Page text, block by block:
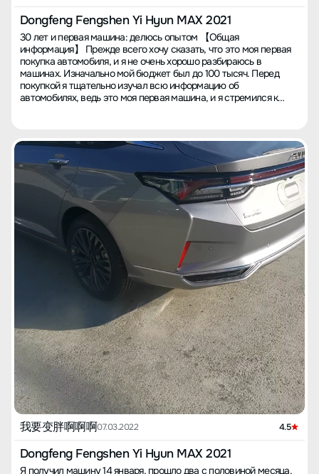
не собраны полностью, решил подождать. Но 25 января
автомобиль прибыл, это застало врасплох, перед Новым
годом, уже были планы, поэтому машину забрал только 11
февраля. Сунин приняла первоначальный взнос, страхование
покупали у дилера, сам разбирался с временными номерами,
налогом на покупку, регистрацию через третье лицо, сервис
Сунин и дилера оставил хорошее впечатление. 【Ощущения от
вождения】 В аспекте управления машина очень устойчива, с
начала управление кажется туповатым, но на 3 передаче и
чувство, он чуть тяжелее, ощущается качество, реагирует на
каждое движение, предоставляет уверенность, недостаток в
том, что самовыравнивание руля требует усилий, как будто
тренируешь мышцы. 【Расход топлива】 В завершение о
расходе. За два месяца пробег составил лишь 400 км, в
основном по городу из-за COVID-19 в течение месяца не
ездили, сейчас показывает расход в 10 литров. Первая
заправка обошлась в 10 юаней за один километр, цены на
топливо постоянно растут, не могу себе позволить частые
заправки. Проверено трассе — 6-7 литров, использую
стандартный режим, экономичный режим кажется слишком
вялым, не нравится. Расписал много — около тысячи слов. В
общем, автомобилем я доволен, с опытом только усилится
комфорт. Небольшие проблемы приемлемы, ведь покупка
роскошного автомобиля мне не по карману, это первый
автомобиль китайского производства, купленный в интернете,
надежда, что проблем не будет, и интерес к китайским
автомобилям не угаснет. Дополнение: Некоторые впечатления
от дальних поездок. Совершенно невыносимо находиться под
палящим солнцем, нашел магазин для установки пленки,
пленка "3M" за 800 юаней дала отличный эффект охлаждения,
одновременно купил атмосферную подсветку за 260 юаней,
эффект после установки отличный, мастер выразил, что двери
плотно загерметизированы, их сложно демонтировать. Во
время праздников на май бежал из города на трассе 1400 км, в
основном трасса, расход 6 литров, расходы на топливо
составили около 850 юаней, примерно 0.6 юаней за километр,
в целом расход снизился с 10 до 7, долговременные поездки
назад. Однако это также увеличивает расход топлива.
Примерно на скорости от 40 км/ч и выше, мощность доступна
по запросу. В общем, мощность хорошая. Управляемость:
шасси плотное, на высоких скоростях боковые наклоны в
поворотах небольшие, что внушает уверенность. При старте и
торможении нет покачивания, руль относительно тяжелый и
становится более тяжёлым на высоких скоростях, что делает
управление более точным. Маневры по смене полосы и объезд
препятствий даются без труда. Подвеска жестковата, при
сложно. Например, вентиляционные отверстия скрыты, нельзя
поставить декоративные ароматы или держатель для
телефона, панель приборов довольно высокая, что при низкой
посадке может мешать обзору. Тем не менее, материалы
внутри машины в основном мягкие, что придаёт ощущение
высокого уровня, так что нет ужасной необходимости что-то
добавлять. По поводу пространства — оно достаточно хорошее,
для машины A-класса довольно просторное. Я сам ростом 182
см, мои друзья и семья, как правило, тоже крупные, но мы
можем комфортно ехать вчетвером без тесноты в ногах или
голове. Багажник просторный, однако задние сидения не
складываются в пропорции 46, что ограничивает
использование пространства. Немного расстраивает крышка
багажника, закрывается как у такси, одним щелчком, без
затяжки и характерного щелчка закрытия, совсем не внушает
ощущения высокого уровня. Шумоизоляция стекол хорошая,
внешние звуки убираются на 80%, однако шумоизоляция
шасси оставляет желать лучшего, шум от шин значительный. У
меня шины марки Continental, и на цементной дороге
относительно тихо, но на асфальтированной дороге звучит, как
если бы слушали через стетоскоп. Звук двигателя тоже не
слишком приятный, однако он не так заметен, как звуки от шин
— это более-менее приемлемо. Теперь перейдем к некоторым
важным для меня моментам. Логотип Dongfeng довольно
симпатичный, но на этой машине выглядит мелким, можно
сказать прямым текстом — некрасиво, к счастью, его можно
снять, заменив на новый шрифт, что мгновенно повышает
Dongfeng Fengshen Yi Hyun MAX 2021
30 лет и первая машина: делюсь опытом 【Общая
информация】 Прежде всего хочу сказать, что это моя первая
покупка автомобиля, и я не очень хорошо разбираюсь в
машинах. Изначально мой бюджет был до 100 тысяч. Перед
покупкой я тщательно изучал всю информацию об
автомобилях, ведь это моя первая машина, и я стремился к
интересует расход топлива. Прошло три месяца с момента
покупки. Если спросите, почему я выбрал Dongfeng Fengshen
Yixuan MAX, то это из-за его красивого внешнего вида и
внутренней мощности. Конечно, также сыграл роль фактор
качества бренда Dongfeng. 【Цена приобретения】
Предварительное бронирование: версия Super Daddy, цвет -
звездное серый Цена авто без учета скидки: 115,900 - 4000 -
800 = 111,100 Налог на покупку: 9,850 Страховка: 4,500
Регистрация: 200 Услуги эвакуатора: 200 Общая стоимость:
126,000 юаней. Я накопил 6,000, родители дали 120,000.
Поинтересовался в сообществе автовладельцев, большинство
говорит, что сумма чуть больше 120,000 достаточно для
оформления. Забрал автомобиль в Suning.com, так как в тот
момент был в другом провинции. 【Подарки при предзаказе】
Пожизненное базовое обслуживание, умные часы Huami, два
автомобильных микрофона, годовое членство в автомобильном
караоке, коврики, видеорегистратор, комплексный пакет
подарков, пленка на машину, безлимитный годовой план по
трафику, пятигодичная Bluetooth-ключевая система. 【Опыт
владения новой машиной】 Владение продолжается некоторое
время, делюсь своими впечатлениями и расходом топлива.
【Внешний вид】 Внешний облик Yixuan MAX может
конкурировать со многими седанами в той же ценовой
категории, изящные линии делают его очень спортивным,
всегда выделяется. Ещё скажу, что звездное серый - навсегда
в моем сердце. 【Пространство】 Этот автомобиль
выделяется в своей ценовой категории, его колесная база 2770
我要变胖啊啊啊07.03.2022 4.5
Dongfeng Fengshen Yi Hyun MAX 2021
Я получил машину 14 января, прошло два с половиной месяца,